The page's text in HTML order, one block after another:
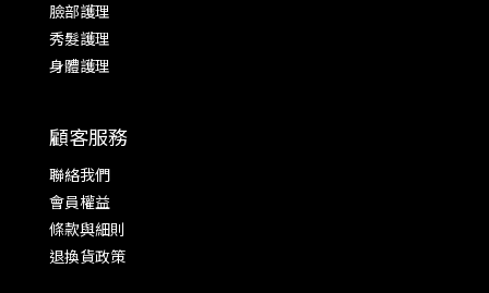
臉部護理
秀髮護理
身體護理
顧客服務
聯絡我們
會員權益
條款與細則
退換貨政策